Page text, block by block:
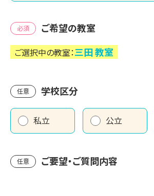
必須 ご希望の教室
ご選択中の教室：三田教室
任意 学校区分
私立 公立
任意 ご要望・ご質問内容